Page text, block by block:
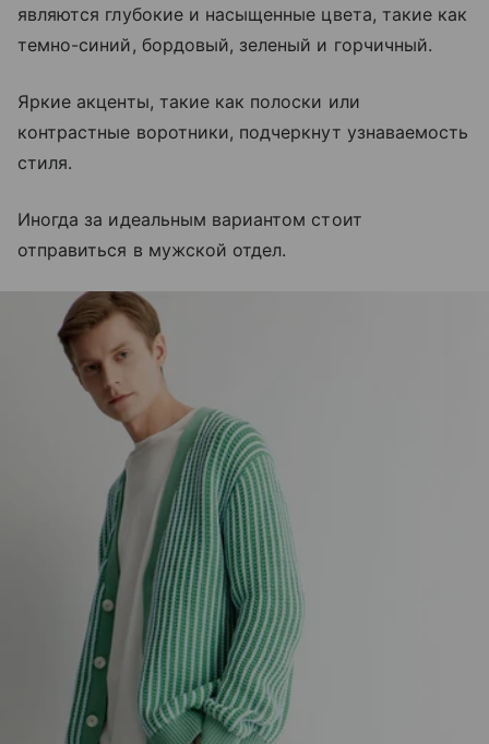
являются глубокие и насыщенные цвета, такие как
темно-синий, бордовый, зеленый и горчичный.
Яркие акценты, такие как полоски или
контрастные воротники, подчеркнут узнаваемость
стиля.
Иногда за идеальным вариантом стоит
отправиться в мужской отдел.